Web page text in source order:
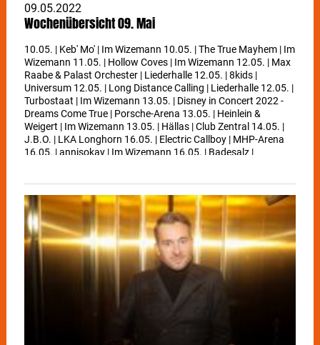
09.05.2022
Wochenübersicht 09. Mai
10.05. | Keb' Mo' | Im Wizemann 10.05. | The True Mayhem | Im
Wizemann 11.05. | Hollow Coves | Im Wizemann 12.05. | Max
Raabe & Palast Orchester | Liederhalle 12.05. | 8kids |
Universum 12.05. | Long Distance Calling | Liederhalle 12.05. |
Turbostaat | Im Wizemann 13.05. | Disney in Concert 2022 -
Dreams Come True | Porsche-Arena 13.05. | Heinlein &
Weigert | Im Wizemann 13.05. | Hällas | Club Zentral 14.05. |
J.B.O. | LKA Longhorn 16.05. | Electric Callboy | MHP-Arena
16.05. | annisokay | Im Wizemann 16.05. | Badesalz |
Moses Pelham | LKA Longhorn 22.05. | STATE CHAMPS | Im
Wizemann 24.05. | Imminence | Im Wizemann 24.05. | Ines
Anioli | Liederhalle 24.05. | Tim Vantol | Im Wizemann 25.05. |
Micky Beisenherz | Im Wizemann 25.05. | Tom Gregory | Im
Wizemann 26. - 28.05. | SCHMUTZKI | LKA Longhorn 26.05. |
Therapy? | Im Wizemann 27. + 28.05. | Udo Lindenberg |
Schleyer-Halle 27.05. | Pa Sports | Im Wizemann 28.05. |
Morcheeba Band | Im Wizemann 29.05. | Bruno Jonas |
Theaterhaus 30.05. | Malik Harris | Im Wizemann 02.06. |
| Schleyer-Halle 04.06. | Foreigner | Freilichtbühne Killesberg